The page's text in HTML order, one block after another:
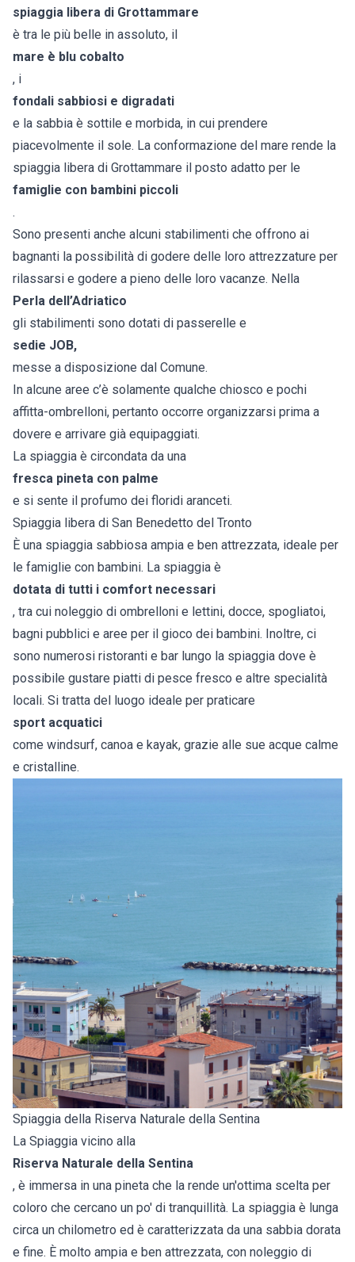
spiaggia libera di Grottammare
è tra le più belle in assoluto, il
mare è blu cobalto
, i
fondali sabbiosi e digradati
e la sabbia è sottile e morbida, in cui prendere
piacevolmente il sole. La conformazione del mare rende la
spiaggia libera di Grottammare il posto adatto per le
famiglie con bambini piccoli
.
Sono presenti anche alcuni stabilimenti che offrono ai
bagnanti la possibilità di godere delle loro attrezzature per
rilassarsi e godere a pieno delle loro vacanze. Nella
Perla dell’Adriatico
gli stabilimenti sono dotati di passerelle e
sedie JOB,
messe a disposizione dal Comune.
In alcune aree c’è solamente qualche chiosco e pochi
affitta-ombrelloni, pertanto occorre organizzarsi prima a
dovere e arrivare già equipaggiati.
La spiaggia è circondata da una
fresca pineta con palme
e si sente il profumo dei floridi aranceti.
Spiaggia libera di San Benedetto del Tronto
È una spiaggia sabbiosa ampia e ben attrezzata, ideale per
le famiglie con bambini. La spiaggia è
dotata di tutti i comfort necessari
, tra cui noleggio di ombrelloni e lettini, docce, spogliatoi,
bagni pubblici e aree per il gioco dei bambini. Inoltre, ci
sono numerosi ristoranti e bar lungo la spiaggia dove è
possibile gustare piatti di pesce fresco e altre specialità
locali. Si tratta del luogo ideale per praticare
sport acquatici
come windsurf, canoa e kayak, grazie alle sue acque calme
e cristalline.
Spiaggia della Riserva Naturale della Sentina
La Spiaggia vicino alla
Riserva Naturale della Sentina
, è immersa in una pineta che la rende un'ottima scelta per
coloro che cercano un po' di tranquillità. La spiaggia è lunga
circa un chilometro ed è caratterizzata da una sabbia dorata
e fine. È molto ampia e ben attrezzata, con noleggio di